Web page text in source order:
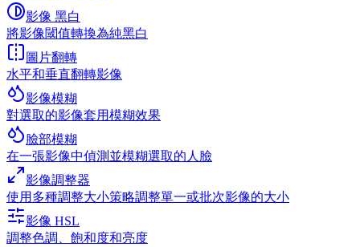
影像 黑白
將影像閾值轉換為純黑白
圖片翻轉
水平和垂直翻轉影像
影像模糊
對選取的影像套用模糊效果
臉部模糊
在一張影像中偵測並模糊選取的人臉
影像調整器
使用多種調整大小策略調整單一或批次影像的大小
影像 HSL
調整色調、飽和度和亮度